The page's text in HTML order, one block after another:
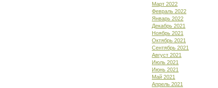
Март 2022
Февраль 2022
Январь 2022
Декабрь 2021
Ноябрь 2021
Октябрь 2021
Сентябрь 2021
Август 2021
Июль 2021
Июнь 2021
Май 2021
Апрель 2021